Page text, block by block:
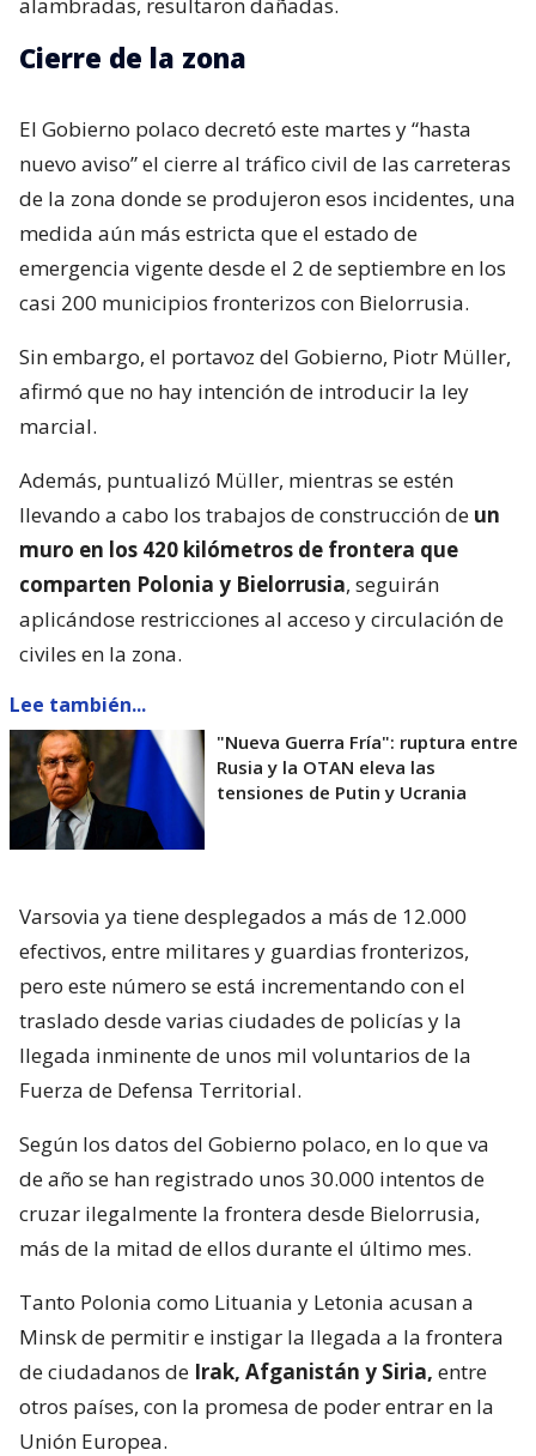
Cierre de la zona
El Gobierno polaco decretó este martes y “hasta
nuevo aviso” el cierre al tráfico civil de las carreteras
de la zona donde se produjeron esos incidentes, una
medida aún más estricta que el estado de
emergencia vigente desde el 2 de septiembre en los
casi 200 municipios fronterizos con Bielorrusia.
Sin embargo, el portavoz del Gobierno, Piotr Müller,
afirmó que no hay intención de introducir la ley
marcial.
Además, puntualizó Müller, mientras se estén
llevando a cabo los trabajos de construcción de un
muro en los 420 kilómetros de frontera que
comparten Polonia y Bielorrusia, seguirán
aplicándose restricciones al acceso y circulación de
civiles en la zona.
Lee también...
"Nueva Guerra Fría": ruptura entre
Rusia y la OTAN eleva las
tensiones de Putin y Ucrania
Varsovia ya tiene desplegados a más de 12.000
efectivos, entre militares y guardias fronterizos,
pero este número se está incrementando con el
traslado desde varias ciudades de policías y la
llegada inminente de unos mil voluntarios de la
Fuerza de Defensa Territorial.
Según los datos del Gobierno polaco, en lo que va
de año se han registrado unos 30.000 intentos de
cruzar ilegalmente la frontera desde Bielorrusia,
más de la mitad de ellos durante el último mes.
Tanto Polonia como Lituania y Letonia acusan a
Minsk de permitir e instigar la llegada a la frontera
de ciudadanos de Irak, Afganistán y Siria, entre
otros países, con la promesa de poder entrar en la
Unión Europea.